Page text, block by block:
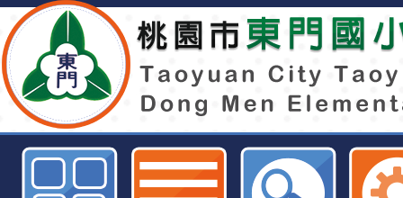
內政部114年8月8日台內移字第
修正發布「居住臺灣地區之人民受